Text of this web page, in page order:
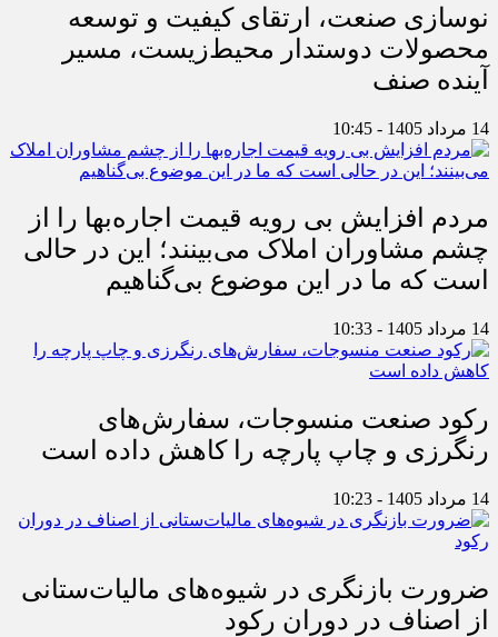
نوسازی صنعت، ارتقای کیفیت و توسعه
محصولات دوستدار محیط‌زیست، مسیر
آینده صنف
14 مرداد 1405 - 10:45
مردم افزایش بی رویه قیمت اجاره‌بها را از
چشم مشاوران املاک می‌بینند؛ این در حالی
است که ما در این موضوع بی‌گناهیم
14 مرداد 1405 - 10:33
رکود صنعت منسوجات، سفارش‌های
رنگرزی و چاپ پارچه را کاهش داده است
14 مرداد 1405 - 10:23
ضرورت بازنگری در شیوه‌های مالیات‌ستانی
از اصناف در دوران رکود